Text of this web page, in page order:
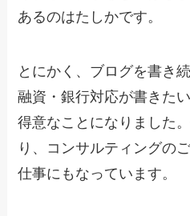
あるのはたしかです。
とにかく、ブログを書き
融資・銀行対応が書きた
得意なことになりました
り、コンサルティングの
仕事にもなっています。